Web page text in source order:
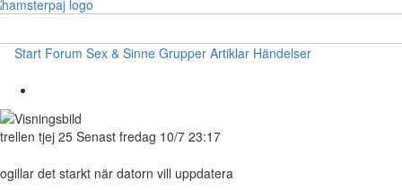
Start Forum Sex & Sinne Grupper Artiklar Händelser
trellen tjej 25 Senast fredag 10/7 23:17
ogillar det starkt när datorn vill uppdatera